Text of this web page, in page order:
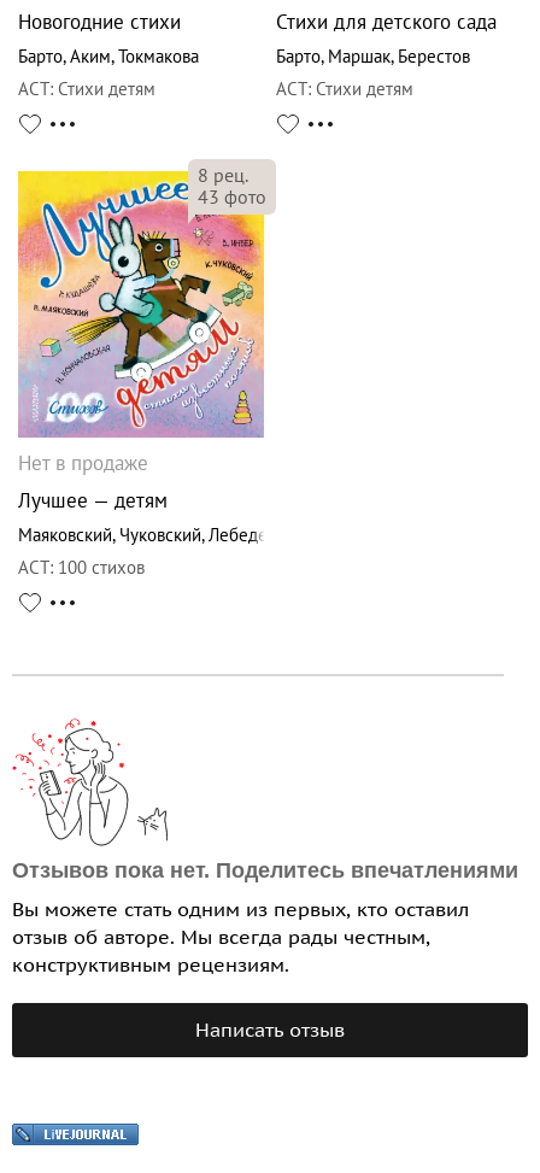
Новогодние стихи
Барто,Аким,Токмакова
АСТ: Стихи детям
Стихи для детского сада
Барто, Маршак, Берестов
АСТ: Стихи детям
8 рец.
43 фото
Нет в продаже
Лучшее — детям
Маяковский, Чуковский,Лебедев-Кумач
АСТ: 100 стихов
Отзывов пока нет. Поделитесь впечатлениями
Вы можете стать одним из первых, кто оставил
отзыв об авторе. Мы всегда рады честным,
конструктивным рецензиям.
Написать отзыв